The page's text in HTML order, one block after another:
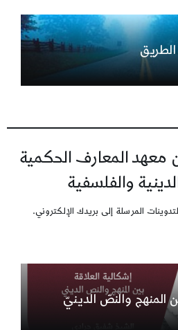
الطريق
معهد المعارف الحكمية
والفلسفية
المرسلة إلى بريدك الإلكتروني.
المنهج والنصّ الدينيّ